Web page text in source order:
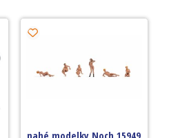
nahé modelky Noch 15949